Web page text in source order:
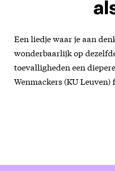
Een liedje waar je aan
wonderbaarlijk op
toevalligheden een
Wenmackers (KU